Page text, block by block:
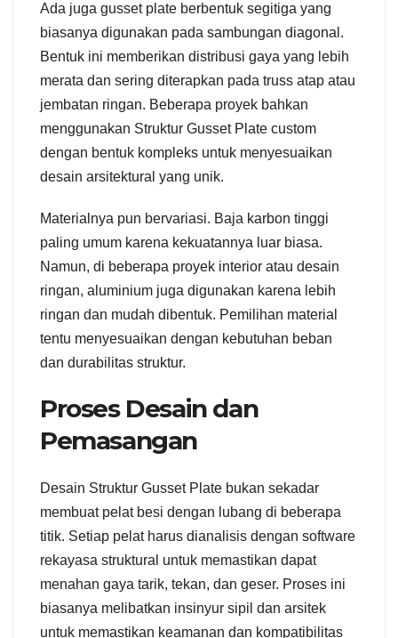
Ada juga gusset plate berbentuk segitiga yang
biasanya digunakan pada sambungan diagonal.
Bentuk ini memberikan distribusi gaya yang lebih
merata dan sering diterapkan pada truss atap atau
jembatan ringan. Beberapa proyek bahkan
menggunakan Struktur Gusset Plate custom
dengan bentuk kompleks untuk menyesuaikan
desain arsitektural yang unik.
Materialnya pun bervariasi. Baja karbon tinggi
paling umum karena kekuatannya luar biasa.
Namun, di beberapa proyek interior atau desain
ringan, aluminium juga digunakan karena lebih
ringan dan mudah dibentuk. Pemilihan material
tentu menyesuaikan dengan kebutuhan beban
dan durabilitas struktur.
Proses Desain dan
Pemasangan
Desain Struktur Gusset Plate bukan sekadar
membuat pelat besi dengan lubang di beberapa
titik. Setiap pelat harus dianalisis dengan software
rekayasa struktural untuk memastikan dapat
menahan gaya tarik, tekan, dan geser. Proses ini
biasanya melibatkan insinyur sipil dan arsitek
untuk memastikan keamanan dan kompatibilitas